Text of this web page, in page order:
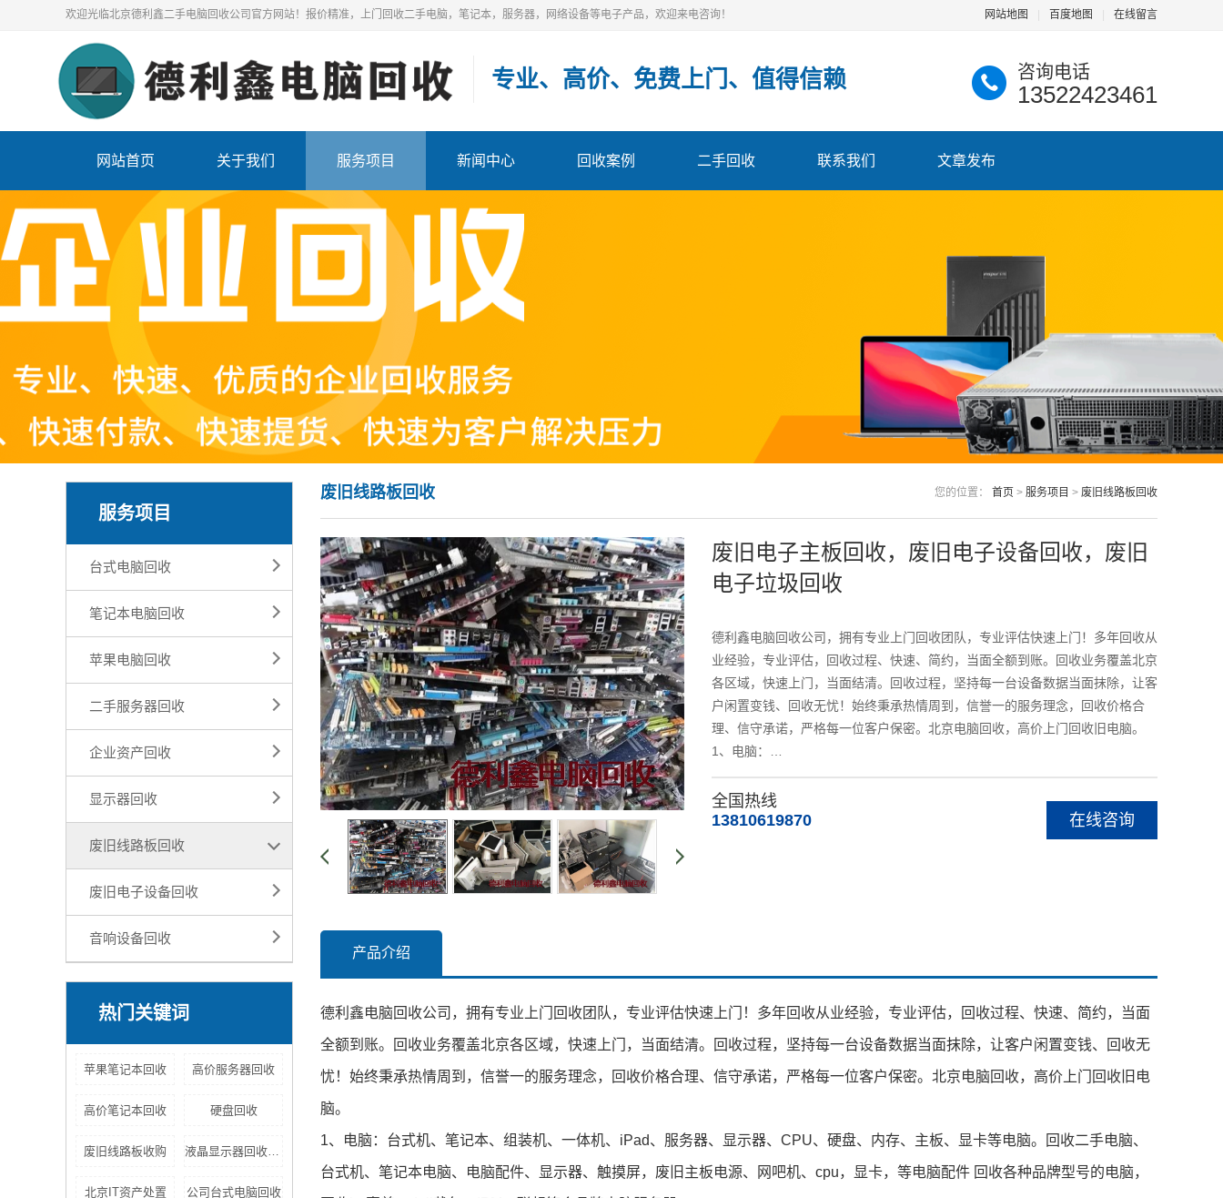
欢迎光临北京德利鑫二手电脑回收公司官方网站！报价精准，上门回收二手电脑，笔记本，服务器，网络设备等电子产品，欢迎来电咨询！ 网站地图 百度地图 在线留言
专业、高价、免费上门、值得信赖 咨询电话
13522423461
网站首页 关于我们 服务项目 新闻中心 回收案例 二手回收 联系我们 文章发布
服务项目
台式电脑回收
笔记本电脑回收
苹果电脑回收
二手服务器回收
企业资产回收
显示器回收
废旧线路板回收
废旧电子设备回收
音响设备回收
热门关键词
苹果笔记本回收 高价服务器回收
高价笔记本回收 硬盘回收
废旧线路板收购 液晶显示器回收多少钱
北京IT资产处置 公司台式电脑回收
您的位置： 首页 > 服务项目 > 废旧线路板回收
废旧线路板回收
废旧电子主板回收，废旧电子设备回收，废旧
电子垃圾回收
德利鑫电脑回收公司，拥有专业上门回收团队，专业评估快速上门！多年回收从
业经验，专业评估，回收过程、快速、简约，当面全额到账。回收业务覆盖北京
各区域，快速上门，当面结清。回收过程，坚持每一台设备数据当面抹除，让客
户闲置变钱、回收无忧！始终秉承热情周到，信誉一的服务理念，回收价格合
理、信守承诺，严格每一位客户保密。北京电脑回收，高价上门回收旧电脑。
1、电脑：…
在线咨询
全国热线
13810619870
产品介绍
德利鑫电脑回收公司，拥有专业上门回收团队，专业评估快速上门！多年回收从业经验，专业评估，回收过程、快速、简约，当面
全额到账。回收业务覆盖北京各区域，快速上门，当面结清。回收过程，坚持每一台设备数据当面抹除，让客户闲置变钱、回收无
忧！始终秉承热情周到，信誉一的服务理念，回收价格合理、信守承诺，严格每一位客户保密。北京电脑回收，高价上门回收旧电
脑。
1、电脑：台式机、笔记本、组装机、一体机、iPad、服务器、显示器、CPU、硬盘、内存、主板、显卡等电脑。回收二手电脑、
台式机、笔记本电脑、电脑配件、显示器、触摸屏，废旧主板电源、网吧机、cpu，显卡，等电脑配件 回收各种品牌型号的电脑，